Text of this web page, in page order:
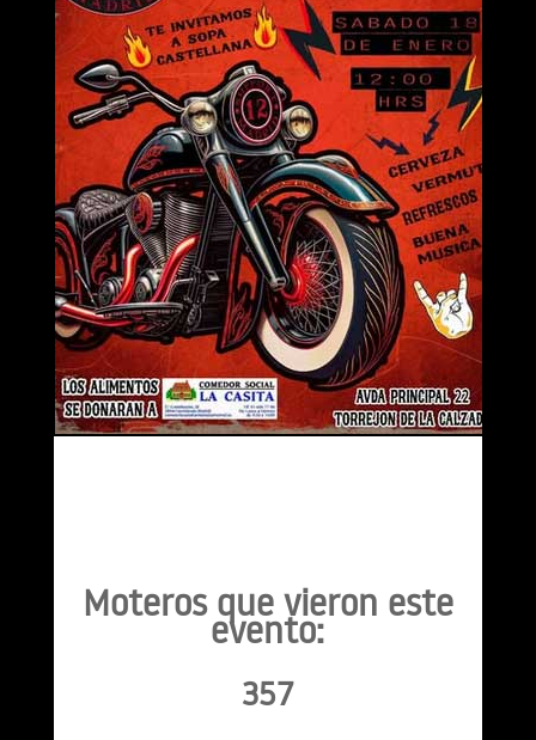
Moteros que vieron este
evento:
357